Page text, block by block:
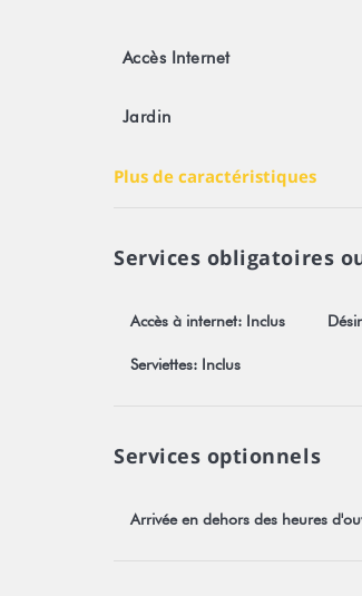
Toute réservation est soumise
Accès Internet
Jardin
Plus de caractéristiques
Services obligatoires
Accès à internet: Inclus
Serviettes: Inclus
Services optionnels
Arrivée en dehors des heures